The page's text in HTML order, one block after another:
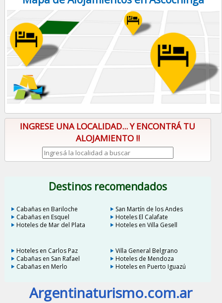
INGRESE UNA LOCALIDAD... Y ENCONTRÁ TU
ALOJAMIENTO !!
Destinos recomendados
Cabañas en Bariloche
San Martín de los Andes
Cabañas en Esquel
Hoteles El Calafate
Hoteles de Mar del Plata
Hoteles en Villa Gesell
Hoteles en Carlos Paz
Villa General Belgrano
Cabañas en San Rafael
Hoteles de Mendoza
Cabañas en Merlo
Hoteles en Puerto Iguazú
Argentinaturismo.com.ar